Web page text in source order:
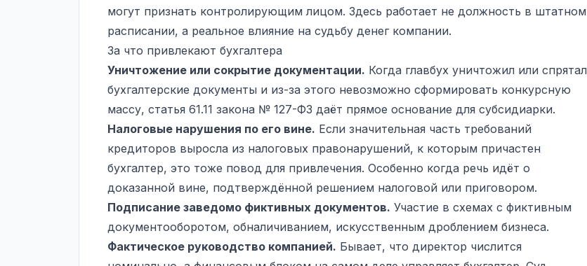
могут признать контролирующим лицом. Здесь работает не должность в штатном
расписании, а реальное влияние на судьбу денег компании.
За что привлекают бухгалтера
Уничтожение или сокрытие документации. Когда главбух уничтожил или спрятал
бухгалтерские документы и из-за этого невозможно сформировать конкурсную
массу, статья 61.11 закона № 127-ФЗ даёт прямое основание для субсидиарки.
Налоговые нарушения по его вине. Если значительная часть требований
кредиторов выросла из налоговых правонарушений, к которым причастен
бухгалтер, это тоже повод для привлечения. Особенно когда речь идёт о
доказанной вине, подтверждённой решением налоговой или приговором.
Подписание заведомо фиктивных документов. Участие в схемах с фиктивным
документооборотом, обналичиванием, искусственным дроблением бизнеса.
Фактическое руководство компанией. Бывает, что директор числится